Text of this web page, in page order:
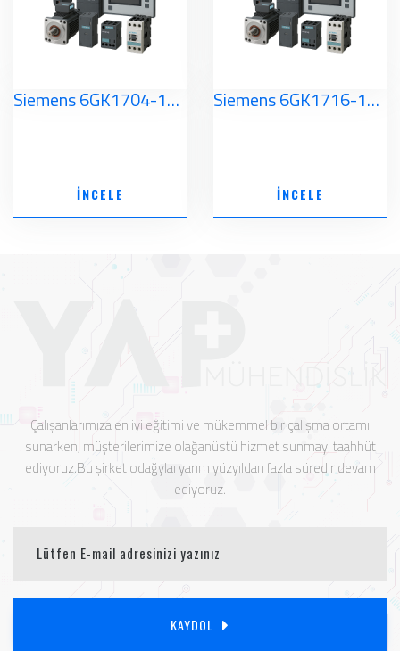
Siemens 6GK1704-1LW80-3AA0 Simatic NET
İNCELE
Siemens 6GK1716-1CB80-3AA0 Simatic NET
İNCELE
Çalışanlarımıza en iyi eğitimi ve mükemmel bir çalışma ortamı
sunarken, müşterilerimize olağanüstü hizmet sunmayı taahhüt
ediyoruz.Bu şirket odağylaı yarım yüzyıldan fazla süredir devam
ediyoruz.
KAYDOL